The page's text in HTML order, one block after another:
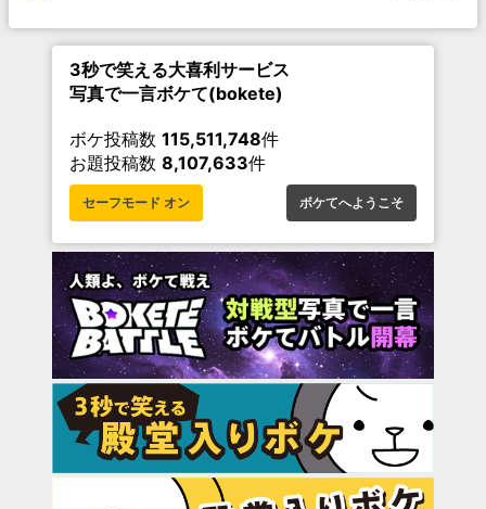
3秒で笑える大喜利サービス
写真で一言ボケて(bokete)
ボケ投稿数 115,511,748件
お題投稿数 8,107,633件
セーフモード オン ボケてへようこそ